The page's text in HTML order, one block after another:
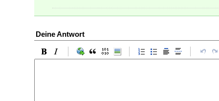
Deine Antwort